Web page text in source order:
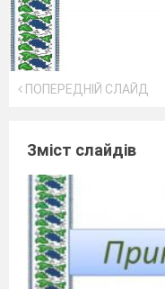
ПОПЕРЕДНІЙ СЛАЙД
Зміст слайдів